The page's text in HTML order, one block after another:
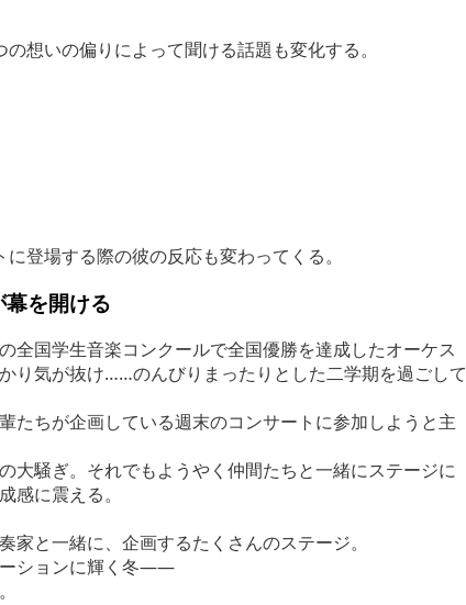
想いの偏りによって聞ける話題も変化する。
登場する際の彼の反応も変わってくる。
を開ける
全国学生音楽コンクールで全国優勝を達成したオーケス
り気が抜け……のんびりまったりとした二学期を過ごして
たちが企画している週末のコンサートに参加しようと主
大騒ぎ。それでもようやく仲間たちと一緒にステージに
感に震える。
と一緒に、企画するたくさんのステージ。
ーションに輝く冬――